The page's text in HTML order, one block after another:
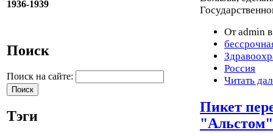
1936-1939
Поиск
Поиск на сайте:
Тэги
От admin
Россия
Читать
Пикет